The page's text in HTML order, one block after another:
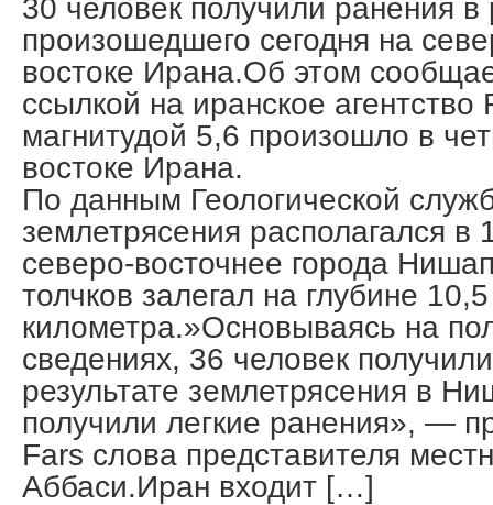
30 человек получили ранения в
произошедшего сегодня на
востоке Ирана.Об этом
ссылкой на иранское
магнитудой 5,6 произошло в
востоке Ирана.
По данным Геологической
землетрясения располагался в
северо-восточнее города
толчков залегал на глубине 10,5
километра.»Основываясь на
сведениях, 36 человек
результате землетрясения в
получили легкие ранения», —
Fars слова представителя
Аббаси.Иран входит […]